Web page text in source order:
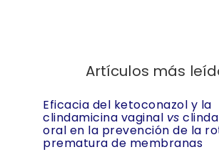
Artículos más
Eficacia del ketoconazol y la
clindamicina vaginal vs
oral en la prevención de la
prematura de membranas